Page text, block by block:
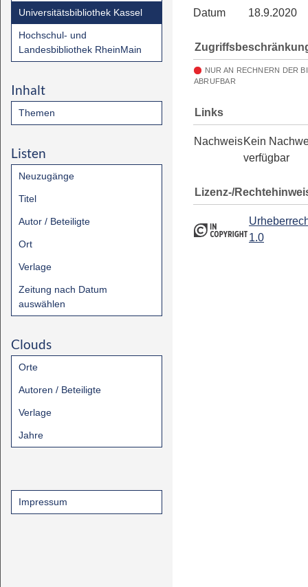
Universitätsbibliothek Kassel
Hochschul- und
Landesbibliothek RheinMain
Inhalt
Themen
Listen
Neuzugänge
Titel
Autor / Beteiligte
Ort
Verlage
Zeitung nach Datum
auswählen
Clouds
Orte
Autoren / Beteiligte
Verlage
Jahre
Impressum
Datum
18.9.2020
NUR AN RECHNERN DER
ABRUFBAR
Links
NachweisKein
verfügbar
Lizenz-/
1.0